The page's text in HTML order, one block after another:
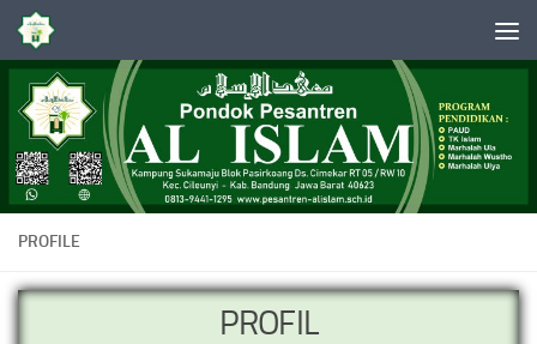
Skip to content
PROFILE
PROFIL